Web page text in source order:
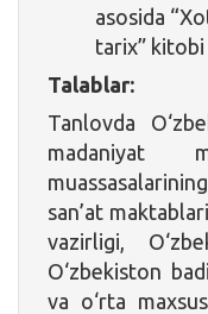
asosida
tarix”
Talablar:
Tanlovda
madaniyat
san’at
vazirligi,
O‘zbekiston
va o‘rta